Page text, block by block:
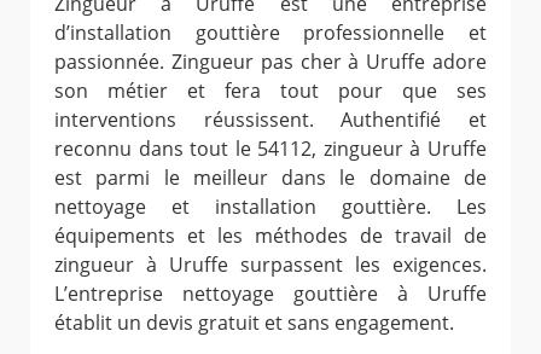
d’installation gouttière professionnelle et
passionnée. Zingueur pas cher à Uruffe adore
son métier et fera tout pour que ses
interventions réussissent. Authentifié et
reconnu dans tout le 54112, zingueur à Uruffe
est parmi le meilleur dans le domaine de
nettoyage et installation gouttière. Les
équipements et les méthodes de travail de
zingueur à Uruffe surpassent les exigences.
L’entreprise nettoyage gouttière à Uruffe
établit un devis gratuit et sans engagement.